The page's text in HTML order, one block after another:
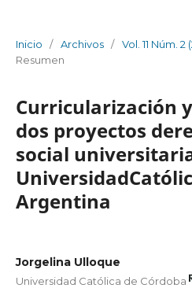
Inicio / Archivos / Vol. 11 Núm.
Resumen
Curricularización
dos proyectos
social
Argentina
Jorgelina Ulloque
Universidad Católica de Córdoba